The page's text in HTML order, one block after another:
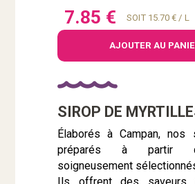
7.85 €
SOIT 15.70 € / L
AJOUTER AU
SIROP DE
Élaborés à Campan, nos
préparés à partir
soigneusement